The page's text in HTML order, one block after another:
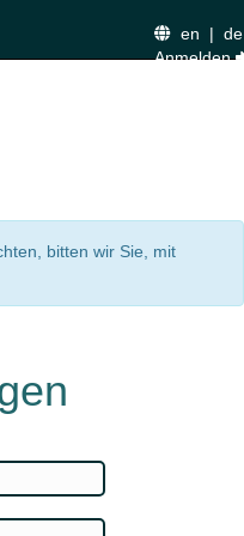
en | de
Anmelden
bitten wir Sie, mit